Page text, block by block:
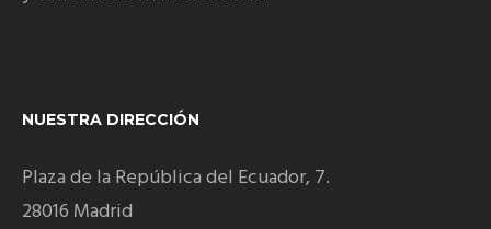
NUESTRA DIRECCIÓN
Plaza de la República del Ecuador, 7.
28016 Madrid